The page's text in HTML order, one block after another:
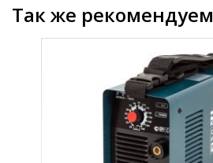
Так же рекомендуем